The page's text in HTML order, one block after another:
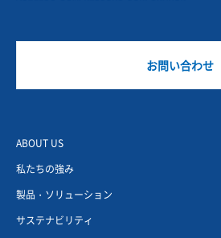
お問い合わせ
ABOUT US
私たちの強み
製品・ソリューション
サステナビリティ